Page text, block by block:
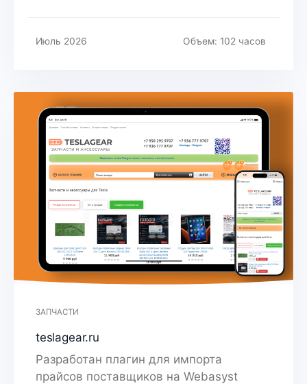
Июль 2026 Объем: 102 часов
ЗАПЧАСТИ
teslagear.ru
Разработан плагин для импорта
прайсов поставщиков на Webasyst